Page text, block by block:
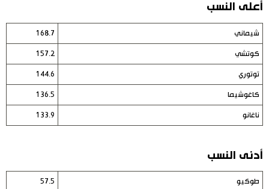
أعلى النسب
شيماني 168.7
كوتشي 157.2
توتوري 144.6
كاغوشيما 136.5
ناغانو 133.9
أدنى النسب
طوكيو 57.5